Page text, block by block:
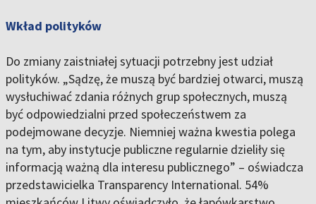
Wkład polityków
Do zmiany zaistniałej sytuacji potrzebny jest udział
polityków. „Sądzę, że muszą być bardziej otwarci, muszą
wysłuchiwać zdania różnych grup społecznych, muszą
być odpowiedzialni przed społeczeństwem za
podejmowane decyzje. Niemniej ważna kwestia polega
na tym, aby instytucje publiczne regularnie dzieliły się
informacją ważną dla interesu publicznego” – oświadcza
przedstawicielka Transparency International. 54%